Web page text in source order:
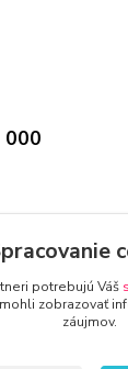
000
potrebujú Váš
zobrazovať
záujmov.